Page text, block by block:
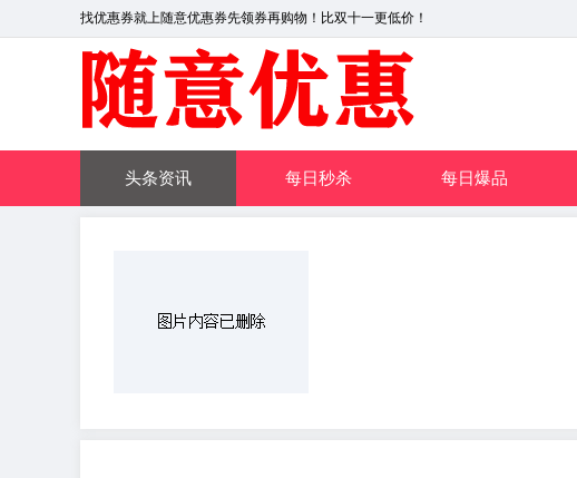
找优惠券就上随意优惠券先领券再购物！比双十一更低价！
头条资讯 每日秒杀 每日爆品